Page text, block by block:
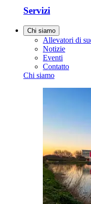
Servizi
Chi siamo
Allevatori di
Notizie
Eventi
Contatto
Chi siamo